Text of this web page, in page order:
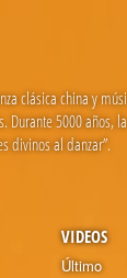
clásica china y
Durante 5000
divinos al danzar”.
VIDEOS
Último